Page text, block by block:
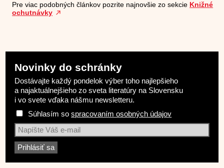
Pre viac podobných článkov pozrite najnovšie zo sekcie Knižné
ochutnávky
Novinky do schránky
Dostávajte každý pondelok výber toho najlepšieho
a najaktuálnejšieho zo sveta literatúry na Slovensku
i vo svete vďaka nášmu newsletteru.
Súhlasím sospracovaním osobných údajov